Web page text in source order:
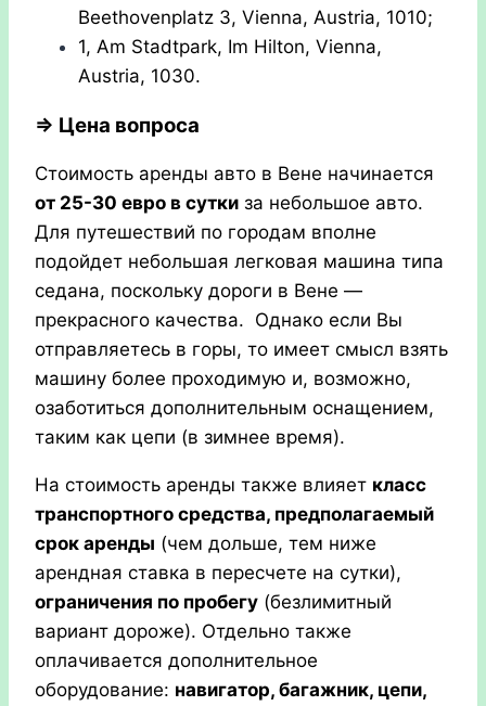
Beethovenplatz 3, Vienna, Austria, 1010;
1, Am Stadtpark, Im Hilton, Vienna,
Austria, 1030.
⇒ Цена вопроса
Стоимость аренды авто в Вене начинается
от 25-30 евро в сутки за небольшое авто.
Для путешествий по городам вполне
подойдет небольшая легковая машина типа
седана, поскольку дороги в Вене —
прекрасного качества. Однако если Вы
отправляетесь в горы, то имеет смысл взять
машину более проходимую и, возможно,
озаботиться дополнительным оснащением,
таким как цепи (в зимнее время).
На стоимость аренды также влияет класс
транспортного средства, предполагаемый
срок аренды (чем дольше, тем ниже
арендная ставка в пересчете на сутки),
ограничения по пробегу (безлимитный
вариант дороже). Отдельно также
оплачивается дополнительное
оборудование: навигатор, багажник, цепи,